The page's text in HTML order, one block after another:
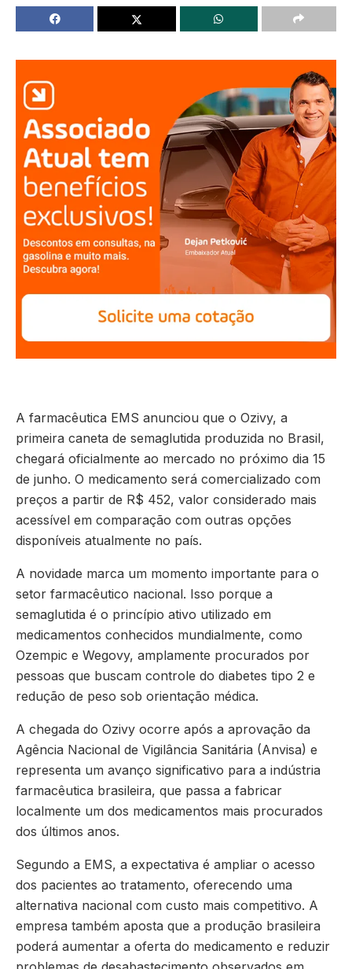
A farmacêutica EMS anunciou que o Ozivy, a
primeira caneta de semaglutida produzida no Brasil,
chegará oficialmente ao mercado no próximo dia 15
de junho. O medicamento será comercializado com
preços a partir de R$ 452, valor considerado mais
acessível em comparação com outras opções
disponíveis atualmente no país.
A novidade marca um momento importante para o
setor farmacêutico nacional. Isso porque a
semaglutida é o princípio ativo utilizado em
medicamentos conhecidos mundialmente, como
Ozempic e Wegovy, amplamente procurados por
pessoas que buscam controle do diabetes tipo 2 e
redução de peso sob orientação médica.
A chegada do Ozivy ocorre após a aprovação da
Agência Nacional de Vigilância Sanitária (Anvisa) e
representa um avanço significativo para a indústria
farmacêutica brasileira, que passa a fabricar
localmente um dos medicamentos mais procurados
dos últimos anos.
Segundo a EMS, a expectativa é ampliar o acesso
dos pacientes ao tratamento, oferecendo uma
alternativa nacional com custo mais competitivo. A
empresa também aposta que a produção brasileira
poderá aumentar a oferta do medicamento e reduzir